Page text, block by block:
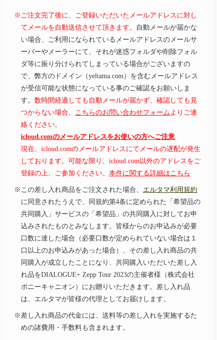
※ご注文完了後に、ご登録いただいたメールアドレスに対し
てメールを自動送信させて頂きます。
自動メールが届かな
い場合、ご利用になられているメールアドレスのメールサ
ーバーやメーラーにて、それが迷惑フォルダや削除フォル
ダ等に振り分けられてしまっている場合がございますの
で、弊方のドメイン（yeltama.com）を含むメールアドレス
が受信可能な状態になっている事のご確認をお願いしま
す。 数時間経過しても自動メールが届かず、確認しても見
つからない場合、 こちらのお問い合わせフォームよりご連
絡ください。
icloud.comのメールアドレスをお使いの方へご注意
現在、icloud.comのメールアドレスにてメールの遅配が発生
しております。可能な限り、icloud.com以外のアドレスをご
登録の上、ご参加ください。 本件に関する詳細はこちら
※この差し入れ商品をご注文された場合、 エルタマ利用規約
に同意されたうえで、同規約第4条に定められた「希望品の
共同購入」サービスの「希望品」の共同購入に対してお申
込みされたものとみなします。皆様からのお申込みが必要
口数に達した場合（必要口数が定められていない場合は１
口以上のお申込みがあった場合）、その差し入れ商品の共
同購入が成立したことになり、共同購入いただいた差し入
れ品をDIALOGUE+ Zepp Tour 2023の主催者様（株式会社
ポニーキャニオン）にお贈りいただきます。差し入れ品
は、エルタマが皆様の代理としてお届けします。
※差し入れ商品の代金には、送料等の差し入れを実施するた
めの諸費用・手数料も含まれます。